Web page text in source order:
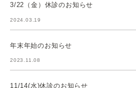
3/22（金）休診のお知らせ
2024.03.19
年末年始のお知らせ
2023.11.08
11/14(水)休診のお知らせ